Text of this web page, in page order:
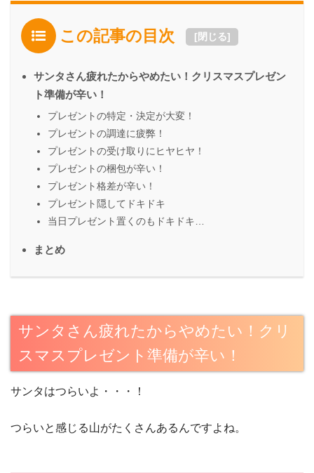
この記事の目次 [閉じる]
サンタさん疲れたからやめたい！クリスマスプレゼン
ト準備が辛い！
プレゼントの特定・決定が大変！
プレゼントの調達に疲弊！
プレゼントの受け取りにヒヤヒヤ！
プレゼントの梱包が辛い！
プレゼント格差が辛い！
プレゼント隠してドキドキ
当日プレゼント置くのもドキドキ…
まとめ
サンタさん疲れたからやめたい！クリ
スマスプレゼント準備が辛い！
サンタはつらいよ・・・！
つらいと感じる山がたくさんあるんですよね。